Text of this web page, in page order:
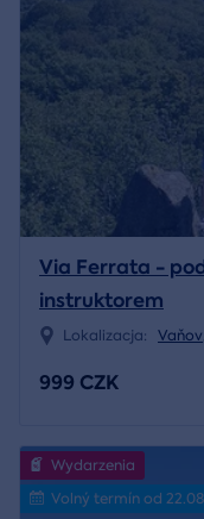
Via Ferrata -
instruktorem
Lokalizacja: Vaňov
999 CZK
Wydarzenia
Volný termín od